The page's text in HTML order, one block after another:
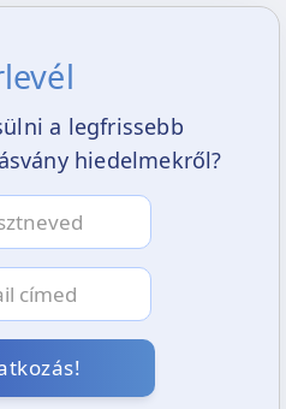
a legfrissebb
hiedelmekről?